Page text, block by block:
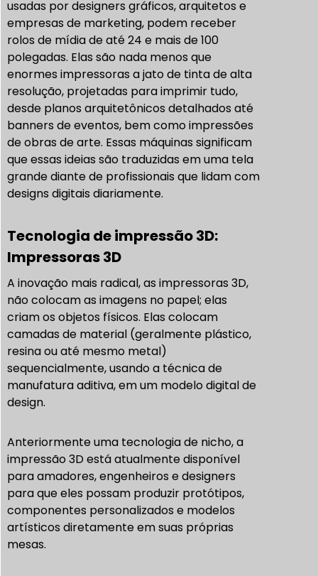
usadas por designers gráficos, arquitetos e
empresas de marketing, podem receber
rolos de mídia de até 24 e mais de 100
polegadas. Elas são nada menos que
enormes impressoras a jato de tinta de alta
resolução, projetadas para imprimir tudo,
desde planos arquitetônicos detalhados até
banners de eventos, bem como impressões
de obras de arte. Essas máquinas significam
que essas ideias são traduzidas em uma tela
grande diante de profissionais que lidam com
designs digitais diariamente.
Tecnologia de impressão 3D:
Impressoras 3D
A inovação mais radical, as impressoras 3D,
não colocam as imagens no papel; elas
criam os objetos físicos. Elas colocam
camadas de material (geralmente plástico,
resina ou até mesmo metal)
sequencialmente, usando a técnica de
manufatura aditiva, em um modelo digital de
design.
Anteriormente uma tecnologia de nicho, a
impressão 3D está atualmente disponível
para amadores, engenheiros e designers
para que eles possam produzir protótipos,
componentes personalizados e modelos
artísticos diretamente em suas próprias
mesas.